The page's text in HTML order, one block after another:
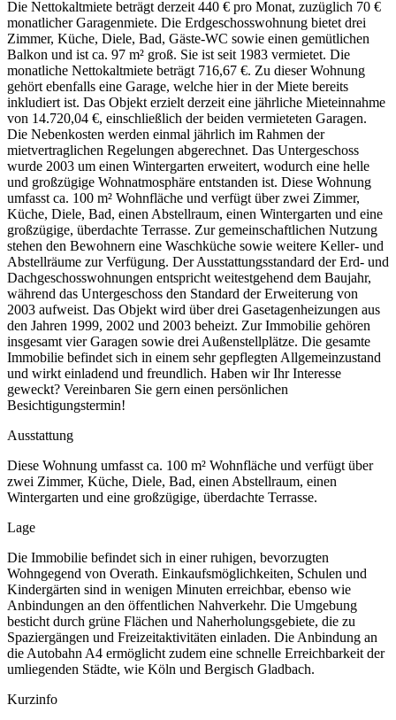
Die Nettokaltmiete beträgt derzeit 440 € pro Monat, zuzüglich 70 €
monatlicher Garagenmiete. Die Erdgeschosswohnung bietet drei
Zimmer, Küche, Diele, Bad, Gäste-WC sowie einen gemütlichen
Balkon und ist ca. 97 m² groß. Sie ist seit 1983 vermietet. Die
monatliche Nettokaltmiete beträgt 716,67 €. Zu dieser Wohnung
gehört ebenfalls eine Garage, welche hier in der Miete bereits
inkludiert ist. Das Objekt erzielt derzeit eine jährliche Mieteinnahme
von 14.720,04 €, einschließlich der beiden vermieteten Garagen.
Die Nebenkosten werden einmal jährlich im Rahmen der
mietvertraglichen Regelungen abgerechnet. Das Untergeschoss
wurde 2003 um einen Wintergarten erweitert, wodurch eine helle
und großzügige Wohnatmosphäre entstanden ist. Diese Wohnung
umfasst ca. 100 m² Wohnfläche und verfügt über zwei Zimmer,
Küche, Diele, Bad, einen Abstellraum, einen Wintergarten und eine
großzügige, überdachte Terrasse. Zur gemeinschaftlichen Nutzung
stehen den Bewohnern eine Waschküche sowie weitere Keller- und
Abstellräume zur Verfügung. Der Ausstattungsstandard der Erd- und
Dachgeschosswohnungen entspricht weitestgehend dem Baujahr,
während das Untergeschoss den Standard der Erweiterung von
2003 aufweist. Das Objekt wird über drei Gasetagenheizungen aus
den Jahren 1999, 2002 und 2003 beheizt. Zur Immobilie gehören
insgesamt vier Garagen sowie drei Außenstellplätze. Die gesamte
Immobilie befindet sich in einem sehr gepflegten Allgemeinzustand
und wirkt einladend und freundlich. Haben wir Ihr Interesse
geweckt? Vereinbaren Sie gern einen persönlichen
Besichtigungstermin!
Ausstattung
Diese Wohnung umfasst ca. 100 m² Wohnfläche und verfügt über
zwei Zimmer, Küche, Diele, Bad, einen Abstellraum, einen
Wintergarten und eine großzügige, überdachte Terrasse.
Lage
Die Immobilie befindet sich in einer ruhigen, bevorzugten
Wohngegend von Overath. Einkaufsmöglichkeiten, Schulen und
Kindergärten sind in wenigen Minuten erreichbar, ebenso wie
Anbindungen an den öffentlichen Nahverkehr. Die Umgebung
besticht durch grüne Flächen und Naherholungsgebiete, die zu
Spaziergängen und Freizeitaktivitäten einladen. Die Anbindung an
die Autobahn A4 ermöglicht zudem eine schnelle Erreichbarkeit der
umliegenden Städte, wie Köln und Bergisch Gladbach.
Kurzinfo